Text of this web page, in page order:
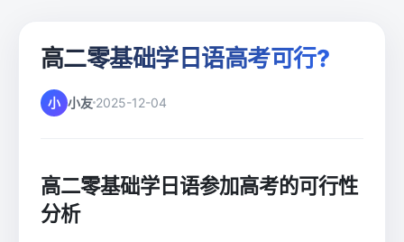
高二零基础学日语高考可行?
小 小友 2025-12-04
高二零基础学日语参加高考的可行性
分析